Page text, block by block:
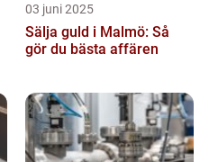
03 juni 2025
Sälja guld i Malmö: Så
gör du bästa affären